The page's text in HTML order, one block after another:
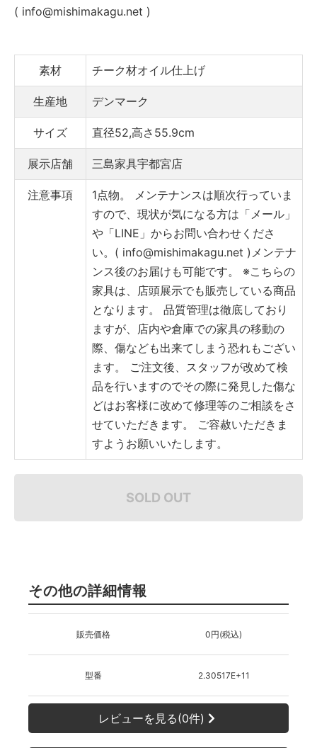
( info@mishimakagu.net )
素材 チーク材オイル仕上げ
生産地 デンマーク
サイズ 直径52,高さ55.9cm
展示店舗 三島家具宇都宮店
注意事項 1点物。
メンテナンスは順次行っていま
すので、現状が気になる方は「メール」
や「LINE」からお問い合わせくださ
い。( info@mishimakagu.net ) メンテナ
ンス後のお届けも可能です。
※こちらの
家具は、店頭展示でも販売している商品
となります。
品質管理は徹底しており
ますが、店内や倉庫での家具の移動の
際、傷なども出来てしまう恐れもござい
ます。
ご注文後、スタッフが改めて検
品を行いますのでその際に発見した傷な
どはお客様に改めて修理等のご相談をさ
せていただきます。
ご容赦いただきま
すようお願いいたします。
SOLD OUT
その他の詳細情報
販売価格 0円(税込)
型番 2.30517E+11
レビューを見る(0件)